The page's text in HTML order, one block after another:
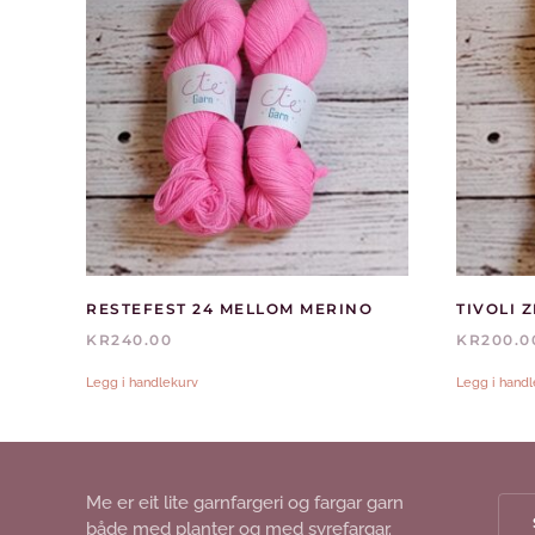
RESTEFEST 24 MELLOM MERINO
KR240.00
Legg i handlekurv
TIVOLI
KR
Legg i
Me er eit lite garnfargeri og fargar garn
både med planter og med syrefargar.